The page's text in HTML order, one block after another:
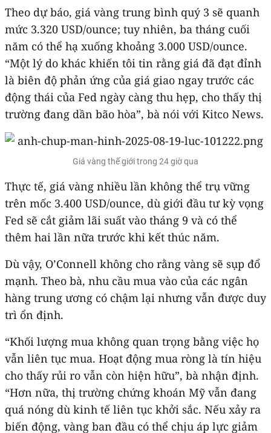
Theo dự báo, giá vàng trung bình quý 3 sẽ quanh
mức 3.320 USD/ounce; tuy nhiên, ba tháng cuối
năm có thể hạ xuống khoảng 3.000 USD/ounce.
“Một lý do khác khiến tôi tin rằng giá đã đạt đỉnh
là biên độ phản ứng của giá giao ngay trước các
động thái của Fed ngày càng thu hẹp, cho thấy thị
trường đang dần bão hòa”, bà nói với Kitco News.
Giá vàng thế giới trong 24 giờ qua
Thực tế, giá vàng nhiều lần không thể trụ vững
trên mốc 3.400 USD/ounce, dù giới đầu tư kỳ vọng
Fed sẽ cắt giảm lãi suất vào tháng 9 và có thể
thêm hai lần nữa trước khi kết thúc năm.
Dù vậy, O’Connell không cho rằng vàng sẽ sụp đổ
mạnh. Theo bà, nhu cầu mua vào của các ngân
hàng trung ương có chậm lại nhưng vẫn được duy
trì ổn định.
“Khối lượng mua không quan trọng bằng việc họ
vẫn liên tục mua. Hoạt động mua ròng là tín hiệu
cho thấy rủi ro vẫn còn hiện hữu”, bà nhận định.
“Hơn nữa, thị trường chứng khoán Mỹ vẫn đang
quá nóng dù kinh tế liên tục khởi sắc. Nếu xảy ra
biến động, vàng ban đầu có thể chịu áp lực giảm